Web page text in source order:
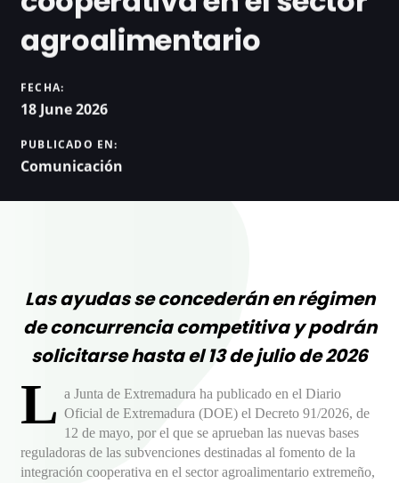
agroalimentario
FECHA:
18 June 2026
PUBLICADO EN:
Comunicación
Las ayudas se concederán en régimen
de concurrencia competitiva y podrán
solicitarse hasta el 13 de julio de 2026
L a Junta de Extremadura ha publicado en el Diario
Oficial de Extremadura (DOE) el Decreto 91/2026, de
12 de mayo, por el que se aprueban las nuevas bases
reguladoras de las subvenciones destinadas al fomento de la
integración cooperativa en el sector agroalimentario extremeño,